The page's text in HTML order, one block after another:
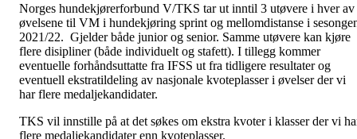
Norges hundekjørerforbund V/TKS tar ut inntil 3 utøvere i hver av
øvelsene til VM i hundekjøring sprint og mellomdistanse i
2021/22. Gjelder både junior og senior. Samme utøvere kan kjøre
flere disipliner (både individuelt og stafett). I tillegg kommer
eventuelle forhåndsuttatte fra IFSS ut fra tidligere resultater og
eventuell ekstratildeling av nasjonale kvoteplasser i øvelser der vi
har flere medaljekandidater.
TKS vil innstille på at det søkes om ekstra kvoter i klasser der vi
flere medaljekandidater enn kvoteplasser.